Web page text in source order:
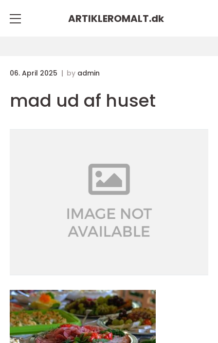
ARTIKLEROMALT.dk
06. April 2025 by admin
mad ud af huset